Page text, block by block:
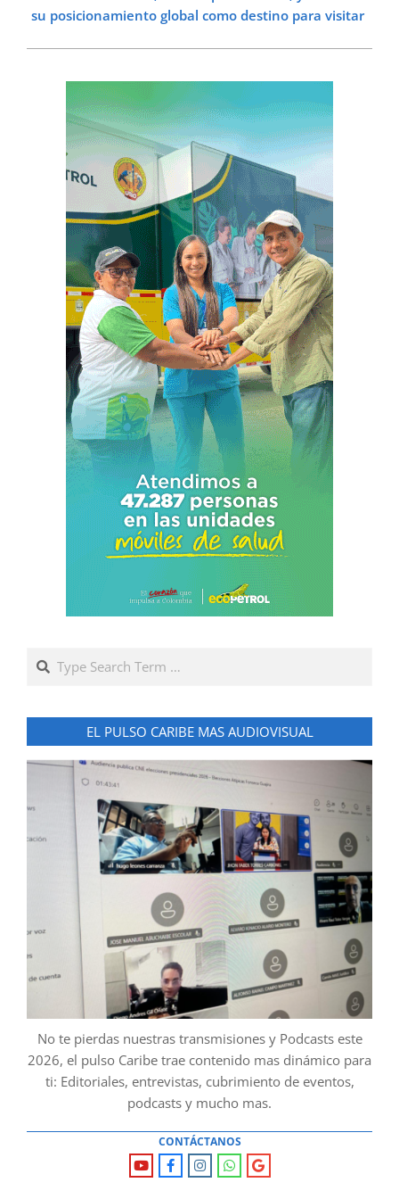
su posicionamiento global como destino para visitar
Search
EL PULSO CARIBE MAS AUDIOVISUAL
No te pierdas nuestras transmisiones y Podcasts este
2026, el pulso Caribe trae contenido mas dinámico para
ti: Editoriales, entrevistas, cubrimiento de eventos,
podcasts y mucho mas.
CONTÁCTANOS